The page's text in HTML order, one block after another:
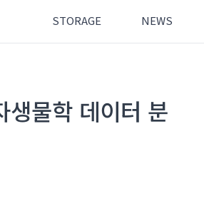
STORAGE NEWS
물학 데이터 분